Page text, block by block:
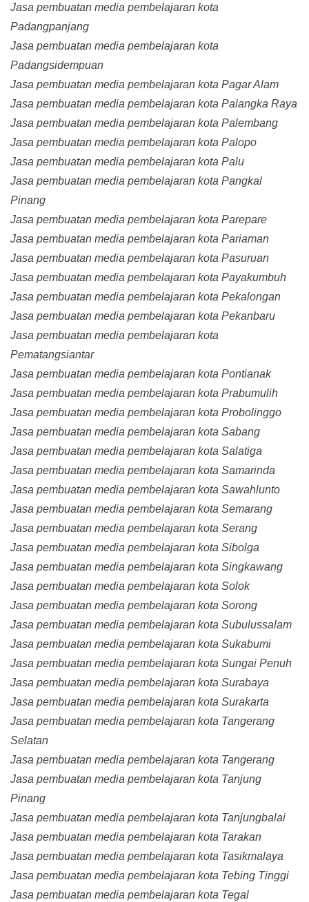
Jasa pembuatan media pembelajaran kota
Padangpanjang
Jasa pembuatan media pembelajaran kota
Padangsidempuan
Jasa pembuatan media pembelajaran kota Pagar Alam
Jasa pembuatan media pembelajaran kota Palangka Raya
Jasa pembuatan media pembelajaran kota Palembang
Jasa pembuatan media pembelajaran kota Palopo
Jasa pembuatan media pembelajaran kota Palu
Jasa pembuatan media pembelajaran kota Pangkal
Pinang
Jasa pembuatan media pembelajaran kota Parepare
Jasa pembuatan media pembelajaran kota Pariaman
Jasa pembuatan media pembelajaran kota Pasuruan
Jasa pembuatan media pembelajaran kota Payakumbuh
Jasa pembuatan media pembelajaran kota Pekalongan
Jasa pembuatan media pembelajaran kota Pekanbaru
Jasa pembuatan media pembelajaran kota
Pematangsiantar
Jasa pembuatan media pembelajaran kota Pontianak
Jasa pembuatan media pembelajaran kota Prabumulih
Jasa pembuatan media pembelajaran kota Probolinggo
Jasa pembuatan media pembelajaran kota Sabang
Jasa pembuatan media pembelajaran kota Salatiga
Jasa pembuatan media pembelajaran kota Samarinda
Jasa pembuatan media pembelajaran kota Sawahlunto
Jasa pembuatan media pembelajaran kota Semarang
Jasa pembuatan media pembelajaran kota Serang
Jasa pembuatan media pembelajaran kota Sibolga
Jasa pembuatan media pembelajaran kota Singkawang
Jasa pembuatan media pembelajaran kota Solok
Jasa pembuatan media pembelajaran kota Sorong
Jasa pembuatan media pembelajaran kota Subulussalam
Jasa pembuatan media pembelajaran kota Sukabumi
Jasa pembuatan media pembelajaran kota Sungai Penuh
Jasa pembuatan media pembelajaran kota Surabaya
Jasa pembuatan media pembelajaran kota Surakarta
Jasa pembuatan media pembelajaran kota Tangerang
Selatan
Jasa pembuatan media pembelajaran kota Tangerang
Jasa pembuatan media pembelajaran kota Tanjung
Pinang
Jasa pembuatan media pembelajaran kota Tanjungbalai
Jasa pembuatan media pembelajaran kota Tarakan
Jasa pembuatan media pembelajaran kota Tasikmalaya
Jasa pembuatan media pembelajaran kota Tebing Tinggi
Jasa pembuatan media pembelajaran kota Tegal